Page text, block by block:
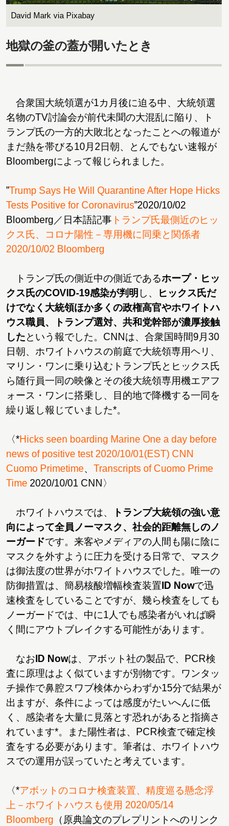
David Mark via Pixabay
地獄の釜の蓋が開いたとき
合衆国大統領選が1カ月後に迫る中、大統領選
名物のTV討論会が前代未聞の大混乱に陥り、ト
ランプ氏の一方的大敗北となったことへの報道が
まだ熱を帯びる10月2日朝、とんでもない速報が
Bloombergによって報じられました。
”Trump Says He Will Quarantine After Hope Hicks
Tests Positive for Coronavirus”2020/10/02
Bloomberg／日本語記事 トランプ氏最側近のヒッ
クス氏、コロナ陽性－専用機に同乗と関係者
2020/10/02 Bloomberg
トランプ氏の側近中の側近であるホープ・ヒッ
クス氏のCOVID-19感染が判明 し、
ヒックス氏だ
けでなく大統領ほか多くの政権高官やホワイトハ
ウス職員、トランプ選対、共和党幹部が濃厚接触
したという報でした。CNNは、合衆国時間9月30
日朝、ホワイトハウスの前庭で大統領専用ヘリ、
マリン・ワンに乗り込むトランプ氏とヒックス氏
ら随行員一同の映像とその後大統領専用機エアフ
ォース・ワンに搭乗し、目的地で降機する一同を
繰り返し報じていました*。
〈*Hicks seen boarding Marine One a day before
news of positive test 2020/10/01(EST) CNN
Cuomo Primetime
Transcripts of Cuomo Prime
Time 2020/10/01 CNN〉
ホワイトハウスでは、
トランプ大統領の強い意
向によって全員ノーマスク、社会的距離無しのノ
ーガードです。来客やメディアの人間も陽に陰に
マスクを外すように圧力を受ける日常で、マスク
は御法度の世界がホワイトハウスでした。唯一の
防御措置は、簡易核酸増幅検査装置 ID Nowで迅
速検査をしていることですが、幾ら検査をしても
ノーガードでは、中に1人でも感染者がいれば瞬
く間にアウトブレイクする可能性があります。
なお ID Nowは、アボット社の製品で、PCR検
査に原理はよく似ていますが別物です。ワンタッ
チ操作で鼻腔スワブ検体からわずか15分で結果が
出ますが、条件によっては感度がたいへんに低
く、感染者を大量に見落とす恐れがあると指摘さ
れています*。また陽性者は、PCR検査で確定検
査をする必要があります。筆者は、ホワイトハウ
スでの運用が誤っていたと考えています。
〈*アボットのコロナ検査装置、精度巡る懸念浮
上－ホワイトハウスも使用 2020/05/14
Bloomberg （原典論文のプレプリントへのリンク